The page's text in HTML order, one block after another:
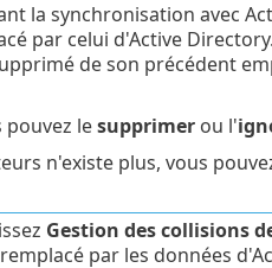
la synchronisation avec
par celui d'Active
de son précédent
lesupprimerou l'
n'existe plus, vous
Gestion des collisions
par les données